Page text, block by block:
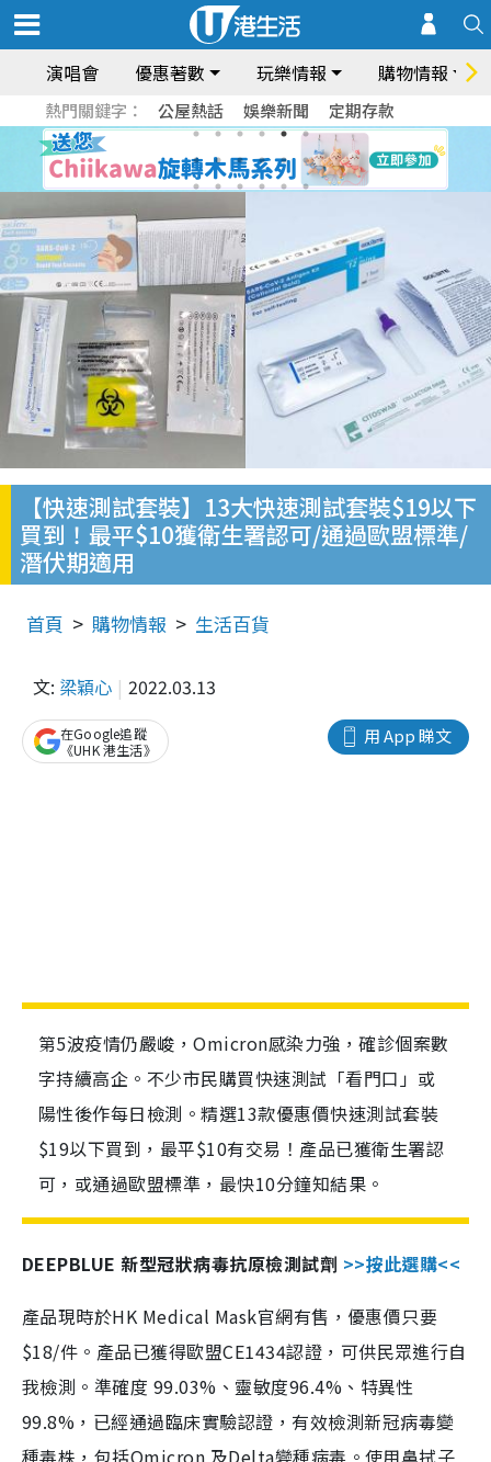
演唱會 優惠著數 玩樂情報 購物情報
熱門關鍵字： 公屋熱話 娛樂新聞 定期存款
【快速測試套裝】13大快速測試套裝$19以下
買到！最平$10獲衛生署認可/通過歐盟標準/
潛伏期適用
首頁 購物情報 生活百貨
文: 梁穎心 2022.03.13
用 App 睇文
在Google追蹤
《UHK 港生活》
第5波疫情仍嚴峻，Omicron感染力強，確診個案數
字持續高企。不少市民購買快速測試「看門口」或
陽性後作每日檢測。精選13款優惠價快速測試套裝
$19以下買到，最平$10有交易！產品已獲衛生署認
可，或通過歐盟標準，最快10分鐘知結果。
DEEPBLUE 新型冠狀病毒抗原檢測試劑 >>按此選購<<
產品現時於HK Medical Mask官網有售，優惠價只要
$18/件。產品已獲得歐盟CE1434認證，可供民眾進行自
我檢測。準確度 99.03%、靈敏度96.4%、特異性
99.8%，已經通過臨床實驗認證，有效檢測新冠病毒變
種毒株，包括Omicron 及Delta變種病毒。使用鼻拭子